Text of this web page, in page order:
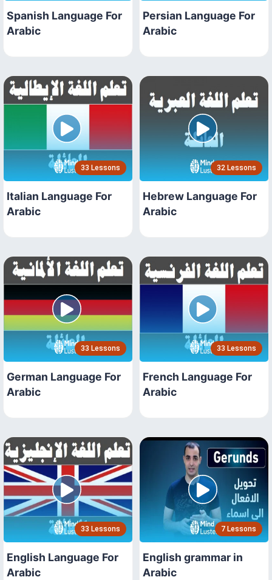
Spanish Language For
Arabic
Persian Language For
Arabic
33 Lessons
Italian Language For
Arabic
32 Lessons
Hebrew Language For
Arabic
33 Lessons
German Language For
Arabic
33 Lessons
French Language For
Arabic
33 Lessons
English Language For
Arabic
7 Lessons
English grammar in
Arabic